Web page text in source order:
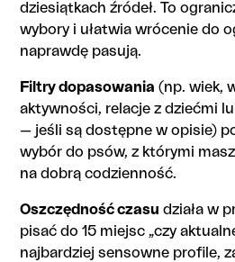
dziesiątkach źródeł. To
wybory i ułatwia wrócenie do
naprawdę pasują.
Filtry dopasowania (np. wiek,
aktywności, relacje z dziećmi
— jeśli są dostępne w opisie)
wybór do psów, z którymi
na dobrą codzienność.
Oszczędność czasu działa w
pisać do 15 miejsc „czy
najbardziej sensowne profile,